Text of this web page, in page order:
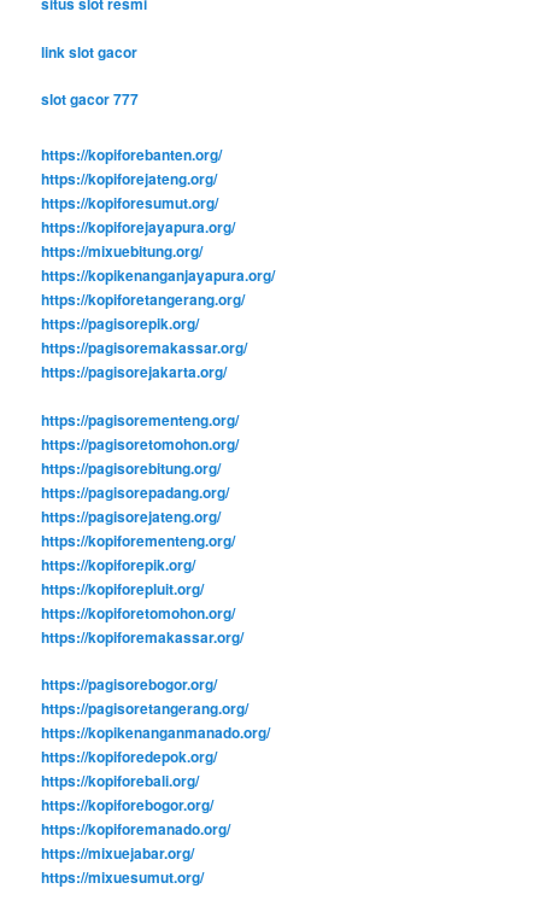
link slot gacor
slot gacor 777
https://kopiforebanten.org/
https://kopiforejateng.org/
https://kopiforesumut.org/
https://kopiforejayapura.org/
https://mixuebitung.org/
https://kopikenanganjayapura.org/
https://kopiforetangerang.org/
https://pagisorepik.org/
https://pagisoremakassar.org/
https://pagisorejakarta.org/
https://pagisorementeng.org/
https://pagisoretomohon.org/
https://pagisorebitung.org/
https://pagisorepadang.org/
https://pagisorejateng.org/
https://kopiforementeng.org/
https://kopiforepik.org/
https://kopiforepluit.org/
https://kopiforetomohon.org/
https://kopiforemakassar.org/
https://pagisorebogor.org/
https://pagisoretangerang.org/
https://kopikenanganmanado.org/
https://kopiforedepok.org/
https://kopiforebali.org/
https://kopiforebogor.org/
https://kopiforemanado.org/
https://mixuejabar.org/
https://mixuesumut.org/